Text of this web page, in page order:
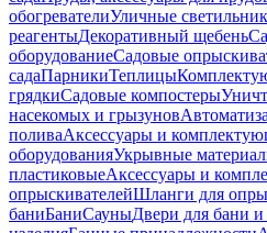
обогревателиУличные
реагентыДекоративный щебень
оборудованиеСадовые
садаПарникиТеплицы
грядкиСадовые компостеры
насекомых и грызунов
поливаАксессуары и
оборудованияУкрывные
пластиковыеАксессуары и
опрыскивателейШланги для
баниБаниСауныДвери для бани